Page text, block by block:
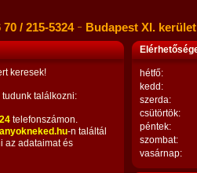
70 / 215-5324 Budapest XI. kerület
keresek!
találkozni:
telefonszámon.
lanyokneked.hu-n találtál
az adataimat és
hétfő:
kedd:
szerda:
csütörtök:
péntek:
szombat:
vasárnap: